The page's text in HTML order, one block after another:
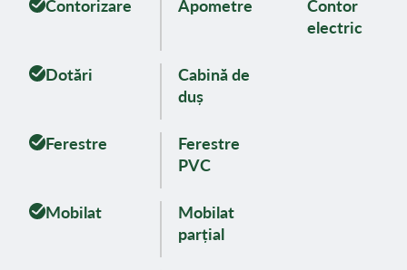
Contorizare Apometre
Contor
electric
Dotări
Cabină de
duș
Ferestre
Ferestre
PVC
Mobilat
Mobilat
parțial